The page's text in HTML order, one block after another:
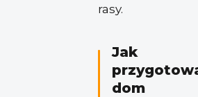
rasy.
Jak
dom